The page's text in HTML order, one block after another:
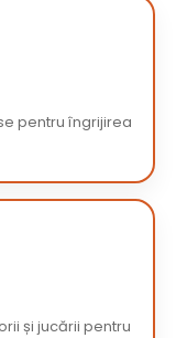
pentru îngrijirea
și jucării pentru